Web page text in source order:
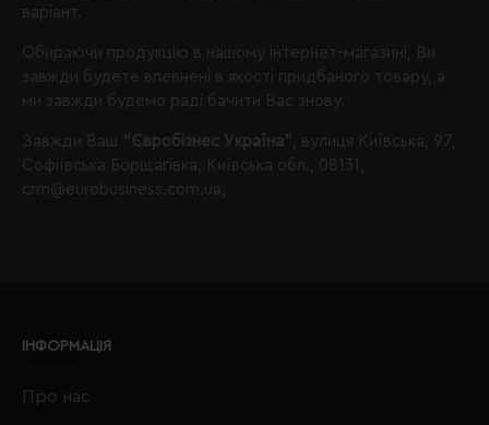
варіант.
Обираючи продукцію в нашому інтернет-магазині, Ви
завжди будете впевнені в якості придбаного товару, а
ми завжди будемо раді бачити Вас знову.
Завжди Ваш "Євробізнес Україна"
, вулиця Київська, 97,
Софіївська Борщагівка, Київська обл., 08131,
crm@eurobusiness.com.ua,
ІНФОРМАЦІЯ
Про нас